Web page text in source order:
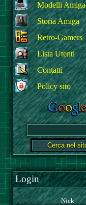
Modelli Amiga
Storia Amiga
Retro-Gamers
Lista Utenti
Contatti
Policy sito
Login
Nick